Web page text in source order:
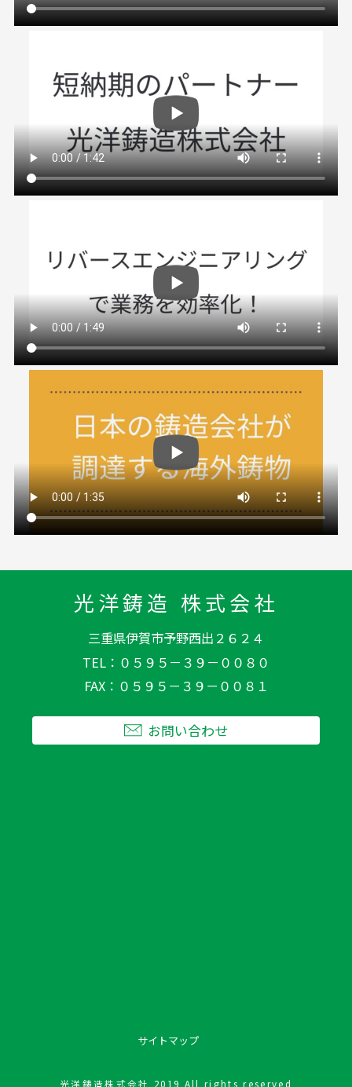
光洋鋳造 株式会社
三重県伊賀市予野西出２６２４
TEL
０５９５－３９－００８０
FAX
０５９５－３９－００８１
お問い合わせ
サイトマップ
光洋鋳造株式会社 2019 All rights reserved